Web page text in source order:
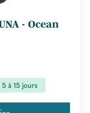
- Ocean
à 15 jours